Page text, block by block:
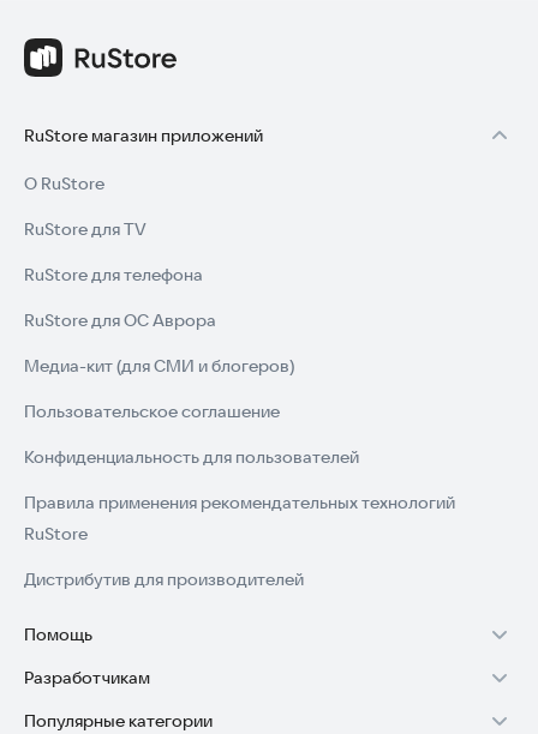
RuStore магазин приложений
О RuStore
RuStore для TV
RuStore для телефона
RuStore для ОС Аврора
Медиа-кит (для СМИ и блогеров)
Пользовательское соглашение
Конфиденциальность для пользователей
Правила применения рекомендательных технологий
RuStore
Дистрибутив для производителей
Помощь
Установка RuStore на TV
Установка RuStore на телефон
Разработчикам
Зарабатывать с RuStore
Популярные категории